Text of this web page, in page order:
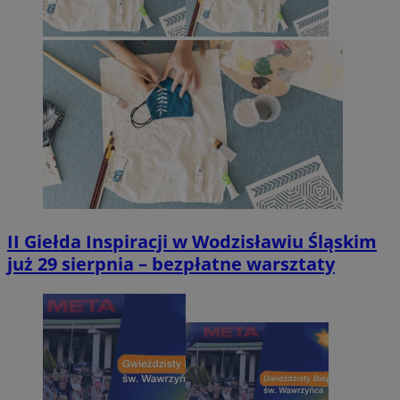
II Giełda Inspiracji w Wodzisławiu Śląskim
już 29 sierpnia – bezpłatne warsztaty